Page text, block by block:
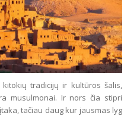
tradicijų ir kultūros šalis,
musulmonai. Ir nors čia stipri
tačiau daug kur jausmas lyg